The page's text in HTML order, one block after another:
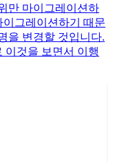
만 마이그레이션하
그레이션하기 때문
을 변경할 것입니다.
이것을 보면서 이행